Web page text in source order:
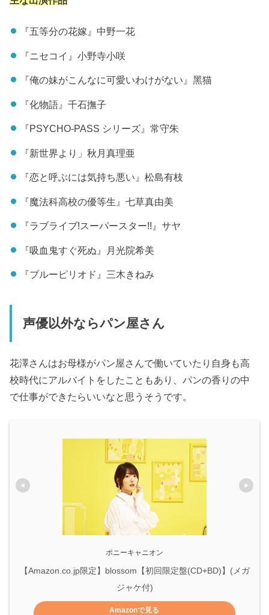
『五等分の花嫁』中野一花
『ニセコイ』小野寺小咲
『俺の妹がこんなに可愛いわけがない』黑猫
『化物語』千石撫子
『PSYCHO-PASS シリーズ』常守朱
『新世界より」秋月真理亜
『恋と呼ぶには気持ち悪い』松島有枝
『魔法科高校の優等生』七草真由美
『ラブライブ!スーパースター!!』サヤ
『吸血鬼すぐ死ぬ』月光院希美
『ブルーピリオド』三木きねみ
声優以外ならパン屋さん
花澤さんはお母様がパン屋さんで働いていたり自身も高
校時代にアルバイトをしたこともあり、パンの香りの中
で仕事ができたらいいなと思うそうです。
ポニーキャニオン
【Amazon.co.jp限定】blossom【初回限定盤(CD+BD)】(メガ
ジャケ付)
Amazonで見る